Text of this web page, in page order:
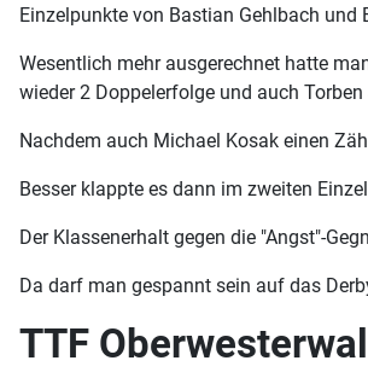
Einzelpunkte von Bastian Gehlbach und
Wesentlich mehr ausgerechnet hatte
wieder 2 Doppelerfolge und auch
Nachdem auch Michael Kosak einen
Besser klappte es dann im zweiten
Der Klassenerhalt gegen die "Angst"-
Da darf man gespannt sein auf das
TTF